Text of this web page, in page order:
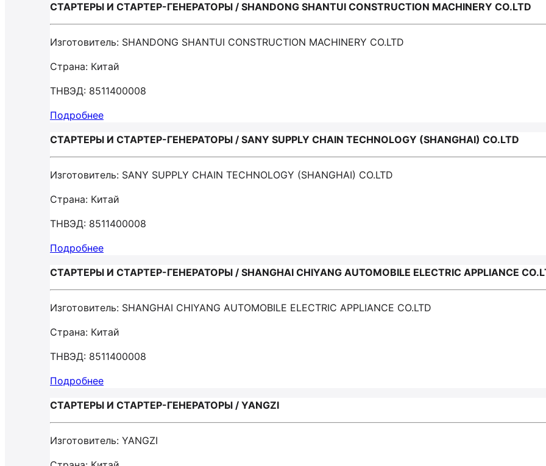
СТАРТЕРЫ И СТАРТЕР-ГЕНЕРАТОРЫ / SHANDONG SHANTUI CONSTRUCTION MACHINERY CO.LTD
Изготовитель: SHANDONG SHANTUI CONSTRUCTION MACHINERY CO.LTD
Страна: Китай
ТНВЭД: 8511400008
Подробнее
СТАРТЕРЫ И СТАРТЕР-ГЕНЕРАТОРЫ / SANY SUPPLY CHAIN TECHNOLOGY (SHANGHAI) CO.LTD
Изготовитель: SANY SUPPLY CHAIN TECHNOLOGY (SHANGHAI) CO.LTD
Страна: Китай
ТНВЭД: 8511400008
Подробнее
СТАРТЕРЫ И СТАРТЕР-ГЕНЕРАТОРЫ / SHANGHAI CHIYANG AUTOMOBILE ELECTRIC APPLIANCE
Изготовитель: SHANGHAI CHIYANG AUTOMOBILE ELECTRIC APPLIANCE CO.LTD
Страна: Китай
ТНВЭД: 8511400008
Подробнее
СТАРТЕРЫ И СТАРТЕР-ГЕНЕРАТОРЫ / YANGZI
Изготовитель: YANGZI